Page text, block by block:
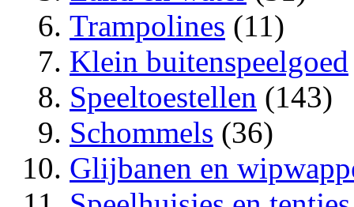
Trampolines (11)
Klein buitenspeelgoed
Speeltoestellen (143)
Schommels (36)
Glijbanen en